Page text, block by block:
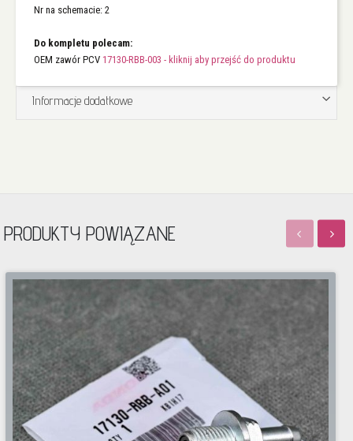
Nr na schemacie: 2
Do kompletu polecam:
OEM zawór PCV 17130-RBB-003 - kliknij aby przejść do produktu
Informacje dodatkowe
PRODUKTY POWIĄZANE